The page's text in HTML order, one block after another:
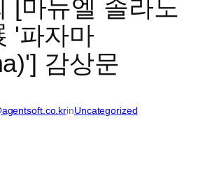
[마뉴엘 솔라노
'파자마
감상문
inUncategorized